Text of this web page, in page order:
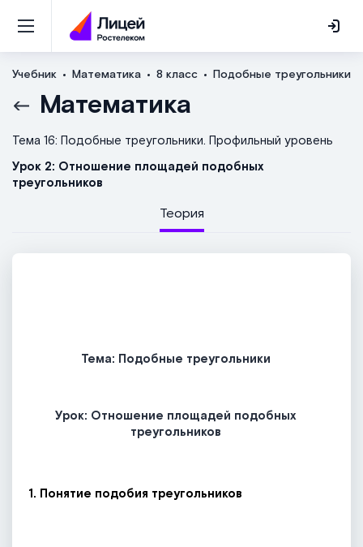
Учебник Математика 8 класс Подобные треугольники.
Математика
Тема 16: Подобные треугольники. Профильный уровень
Урок 2: Отношение площадей подобных
треугольников
Теория
Тема: Подобные треугольники
Урок: Отношение площадей подобных
треугольников
1. Понятие подобия треугольников